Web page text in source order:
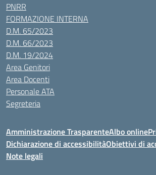
PNRR
FORMAZIONE INTERNA
D.M. 65/2023
D.M. 66/2023
D.M. 19/2024
Area Genitori
Area Docenti
Personale ATA
Segreteria
Amministrazione TrasparenteAlbo online
Dichiarazione di accessibilitàObiettivi di
Note legali